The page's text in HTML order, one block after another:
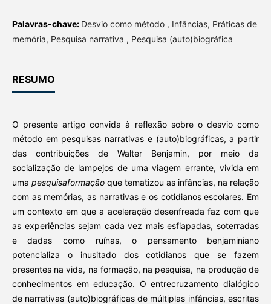
Palavras-chave: Desvio como método , Infâncias, Práticas de
memória, Pesquisa narrativa , Pesquisa (auto)biográfica
RESUMO
O presente artigo convida à reflexão sobre o desvio como
método em pesquisas narrativas e (auto)biográficas, a partir
das contribuições de Walter Benjamin, por meio da
socialização de lampejos de uma viagem errante, vivida em
uma pesquisaformaçãoque tematizou as infâncias, na relação
com as memórias, as narrativas e os cotidianos escolares. Em
um contexto em que a aceleração desenfreada faz com que
as experiências sejam cada vez mais esfiapadas, soterradas
e dadas como ruínas, o pensamento benjaminiano
potencializa o inusitado dos cotidianos que se fazem
presentes na vida, na formação, na pesquisa, na produção de
conhecimentos em educação. O entrecruzamento dialógico
de narrativas (auto)biográficas de múltiplas infâncias, escritas